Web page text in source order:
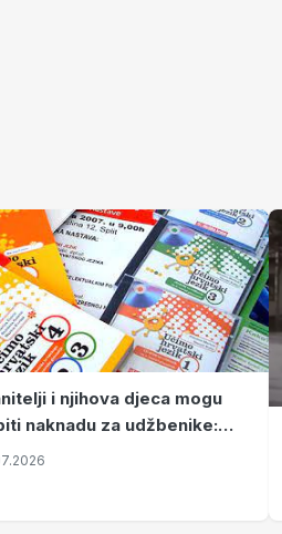
i njihova djeca mogu
naknadu za udžbenike:
se podnose do 31.